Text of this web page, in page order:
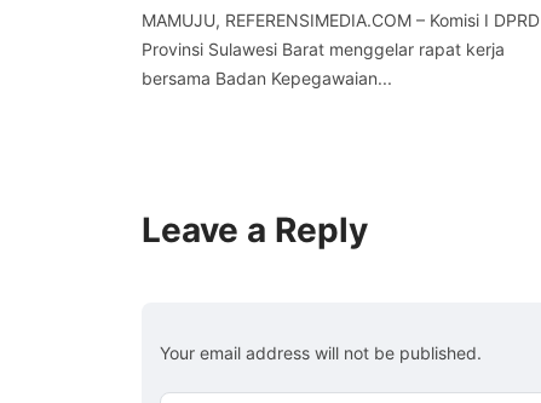
MAMUJU, REFERENSIMEDIA.COM – Komisi I DPRD
Provinsi Sulawesi Barat menggelar rapat kerja
bersama Badan Kepegawaian...
Leave a Reply
Your email address will not be published.